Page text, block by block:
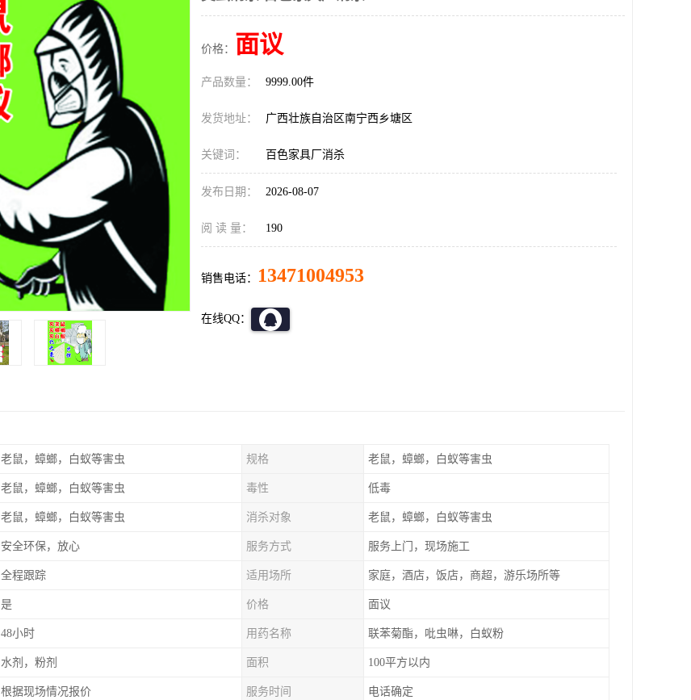
价格： 面议
产品数量： 9999.00件
发货地址： 广西壮族自治区南宁西乡塘区
关键词： 百色家具厂消杀
发布日期： 2026-08-07
阅 读 量： 190
销售电话： 13471004953
在线QQ：
老鼠，蟑螂，白蚁等害虫 规格 老鼠，蟑螂，白蚁等害虫
老鼠，蟑螂，白蚁等害虫 毒性 低毒
老鼠，蟑螂，白蚁等害虫 消杀对象 老鼠，蟑螂，白蚁等害虫
安全环保，放心 服务方式 服务上门，现场施工
全程跟踪 适用场所 家庭，酒店，饭店，商超，游乐场所等
是 价格 面议
48小时 用药名称 联苯菊酯，吡虫啉，白蚁粉
水剂，粉剂 面积 100平方以内
根据现场情况报价 服务时间 电话确定